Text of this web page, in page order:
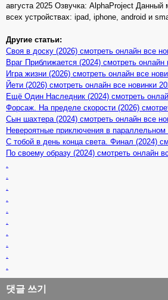
августа 2025 Озвучка: AlphaProject Данный
всех устройствах: ipad, iphone, android и
Другие статьи:
Своя в доску (2026) смотреть онлайн все
Враг Приближается (2024) смотреть онлайн
Игра жизни (2026) смотреть онлайн все
Йети (2026) смотреть онлайн все новинки
Ещё Один Наследник (2024) смотреть
Форсаж. На пределе скорости (2026)
Сын шахтера (2024) смотреть онлайн все
Невероятные приключения в параллельном
С тобой в день конца света. Финал (2024)
По своему образу (2024) смотреть онлайн
댓글 쓰기